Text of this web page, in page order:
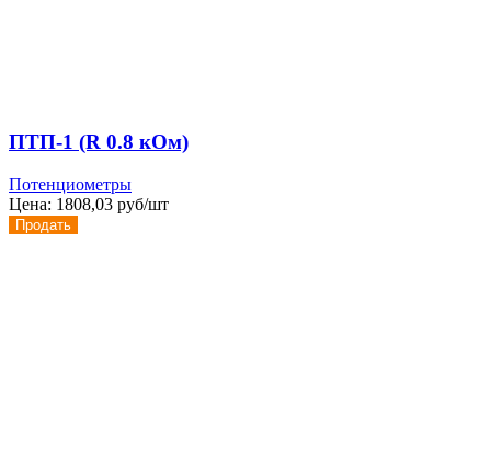
ПТП-1 (R 0.8 кОм)
Потенциометры
Цена: 1808,03 руб/шт
Продать